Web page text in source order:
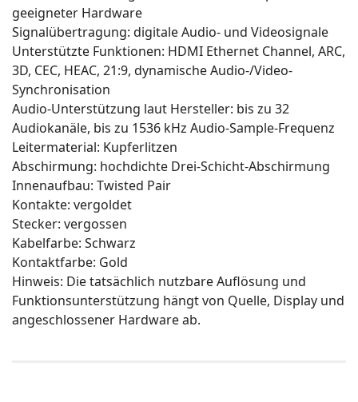
geeigneter Hardware
Signalübertragung: digitale Audio- und Videosignale
Unterstützte Funktionen: HDMI Ethernet Channel, ARC,
3D, CEC, HEAC, 21:9, dynamische Audio-/Video-
Synchronisation
Audio-Unterstützung laut Hersteller: bis zu 32
Audiokanäle, bis zu 1536 kHz Audio-Sample-Frequenz
Leitermaterial: Kupferlitzen
Abschirmung: hochdichte Drei-Schicht-Abschirmung
Innenaufbau: Twisted Pair
Kontakte: vergoldet
Stecker: vergossen
Kabelfarbe: Schwarz
Kontaktfarbe: Gold
Hinweis: Die tatsächlich nutzbare Auflösung und
Funktionsunterstützung hängt von Quelle, Display und
angeschlossener Hardware ab.